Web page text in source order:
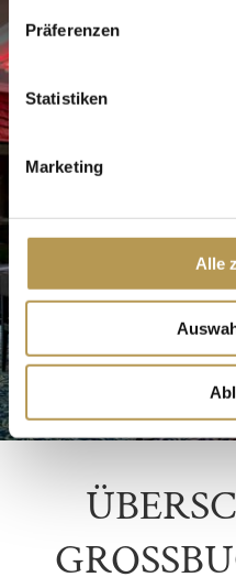
Präferenzen
Statistiken
Marketing
Alle